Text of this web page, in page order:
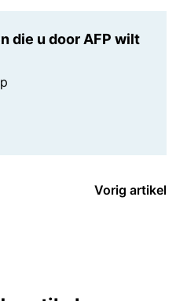
die u door AFP wilt
Vorig artikel